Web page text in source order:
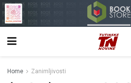
Home Zanimljivosti